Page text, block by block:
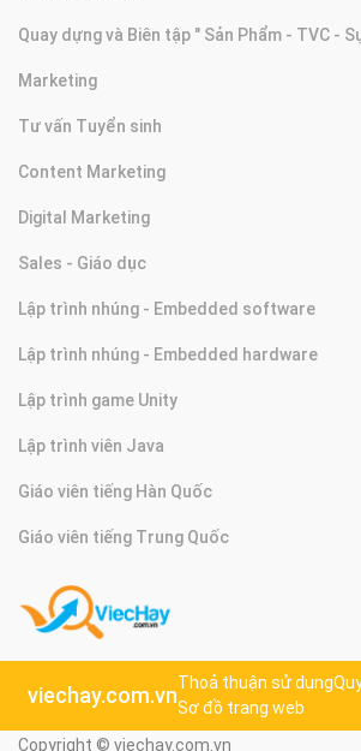
Quay dựng và Biên tập " Sản Phẩm - TVC -
Marketing
Tư vấn Tuyển sinh
Content Marketing
Digital Marketing
Sales - Giáo dục
Lập trình nhúng - Embedded software
Lập trình nhúng - Embedded hardware
Lập trình game Unity
Lập trình viên Java
Giáo viên tiếng Hàn Quốc
Giáo viên tiếng Trung Quốc
viechay.com.vn
Thoả thuận sử dụng
Sơ đồ trang web
Copyright © viechay.com.vn